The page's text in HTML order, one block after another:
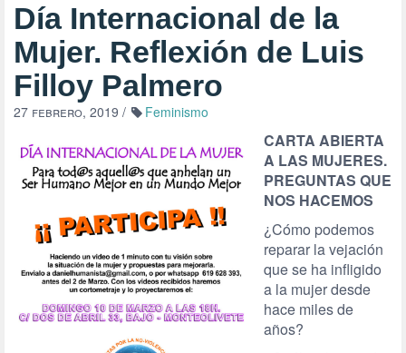
Día Internacional de la
Mujer. Reflexión de Luis
Filloy Palmero
27 febrero, 2019 / Feminismo
CARTA ABIERTA
A LAS MUJERES.
PREGUNTAS QUE
NOS HACEMOS
¿Cómo podemos
reparar la vejación
que se ha infligido
a la mujer desde
hace miles de
años?